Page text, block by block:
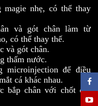
magie nhẹ, có thể thay
và gót chân làm từ
có thể thay thế.
và gót chân.
thấm nước.
microinjection để điều
cá khác nhau.
bắp chân với chốt cởi